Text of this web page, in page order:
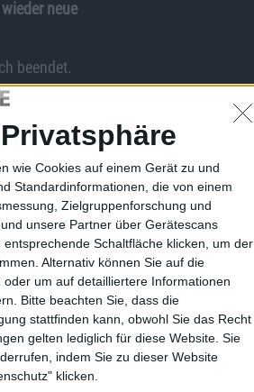
wie Cookies auf einem Gerät zu und
Standardinformationen, die von einem
Zielgruppenforschung und
unsere Partner über Gerätescans
Schaltfläche klicken, um der
Alternativ können Sie auf die
um auf detailliertere Informationen
Bitte beachten Sie, dass die
stattfinden kann, obwohl Sie das Recht
gelten lediglich für diese Website. Sie
indem Sie zu dieser Website
klicken.
neue
beendet.
3G?“
Sins of a…
6